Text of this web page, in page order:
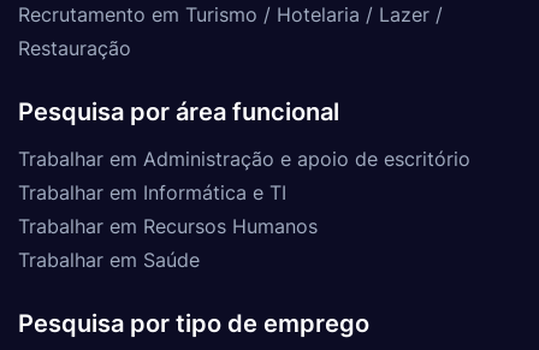
Recrutamento em Turismo / Hotelaria / Lazer /
Restauração
Pesquisa por área funcional
Trabalhar em Administração e apoio de escritório
Trabalhar em Informática e TI
Trabalhar em Recursos Humanos
Trabalhar em Saúde
Pesquisa por tipo de emprego